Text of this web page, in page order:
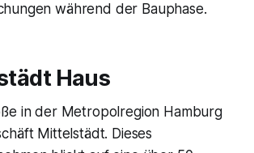
während der Bauphase.
Haus
in der Metropolregion Hamburg
Mittelstädt. Dieses